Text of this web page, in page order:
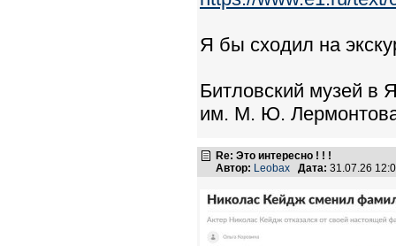
Я бы сходил на
Битловский музей в
им. М. Ю.
Re: Это интересно ! ! !
Автор: Leobax Дата: 31.07.26